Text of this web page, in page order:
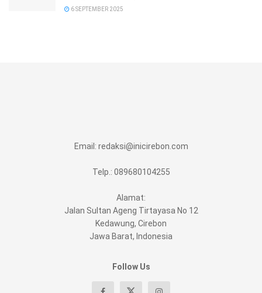
6 SEPTEMBER 2025
Email: redaksi@inicirebon.com
Telp.: 089680104255
Alamat:
Jalan Sultan Ageng Tirtayasa No 12
Kedawung, Cirebon
Jawa Barat, Indonesia
Follow Us